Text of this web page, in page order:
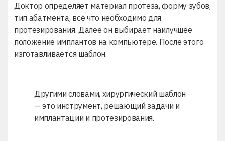
Доктор определяет материал протеза, форму зубов,
тип абатмента, всё что необходимо для
протезирования. Далее он выбирает наилучшее
положение имплантов на компьютере. После этого
изготавливается шаблон.
Другими словами, хирургический шаблон
— это инструмент, решающий задачи и
имплантации и протезирования.